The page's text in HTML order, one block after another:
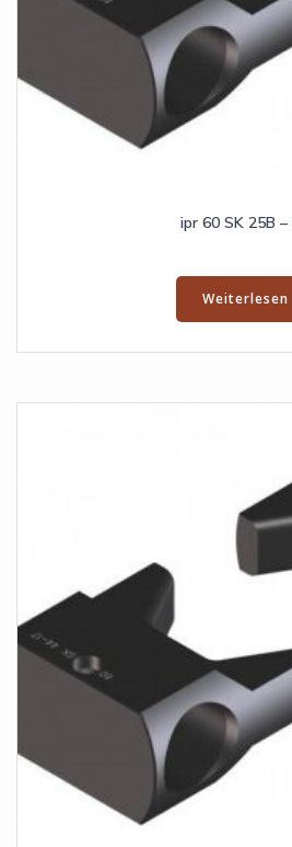
ipr 60 SK 25B –
Weiterlesen